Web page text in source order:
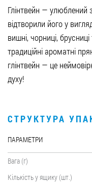
Глінтвейн — улюблений
відтворили його у
вишні, чорниці,
традиційні ароматні
глінтвейн — це
духу!
СТРУКТУРА
ПАРАМЕТРИ
Вага (г)
Кількість у ящику (шт.)